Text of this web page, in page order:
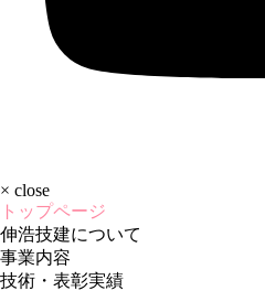
× close
トップページ
伸浩技建について
事業内容
技術・表彰実績